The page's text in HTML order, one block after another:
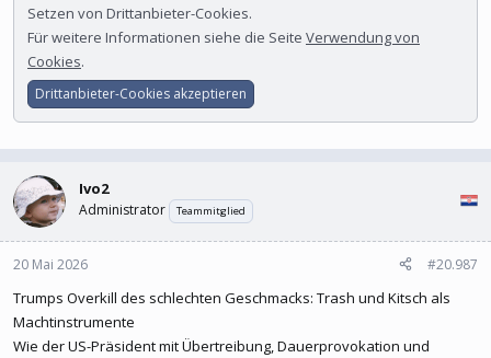
Setzen von Drittanbieter-Cookies.
Für weitere Informationen siehe die Seite Verwendung von
Cookies.
Drittanbieter-Cookies akzeptieren
Ivo2
Administrator Teammitglied
20 Mai 2026 #20.987
Trumps Overkill des schlechten Geschmacks: Trash und Kitsch als
Machtinstrumente
Wie der US-Präsident mit Übertreibung, Dauerprovokation und